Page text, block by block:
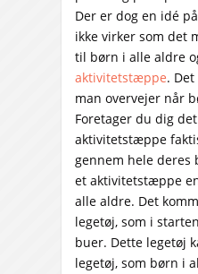
Der er dog en idé
ikke virker som det
til børn i alle aldre
aktivitetstæppe.
man overvejer når
Foretager du dig
aktivitetstæppe
gennem hele deres
et aktivitetstæppe
alle aldre. Det
legetøj, som i
buer. Dette legetøj
legetøj, som børn i